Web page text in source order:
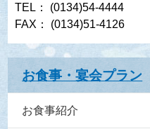
TEL： (0134)54-4444
FAX： (0134)51-4126
お食事・宴会プラン
お食事紹介